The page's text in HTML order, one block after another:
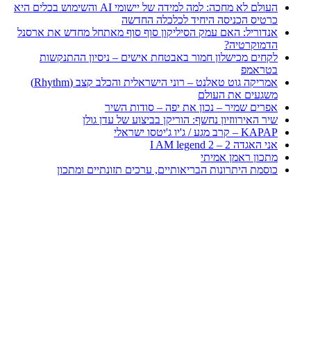
העולם לא מחכה: למה למידה של יישומי AI והשימוש בכלים היא
כרטיס הכניסה היחיד לכלכלה החדשה
אנדוריל: האם עמק הסיליקון סוף סוף מאתחל מחדש את ארסנל
הדמוקרטיה?
לקחים מכישלון חמור באבטחת אישים – ניסיון ההתנקשות
בטראמפ
אמריקה גוט טאלנט – רוני הישראלית והכלב קצב (Rhythm)
משגעים את העולם
אפרים שמיר – נכון את יפה – סודות השיר
שיר האירווזיון נחשף: הוריקן בביצוע של עדן גולן
KAPAP – קרב מגע / ג'יו ג'יטסו ישראלי
אני האגדה 2 – I AM legend 2
מתכון ראמן אמיתי
כוסמת היתרונות הבריאותיים, ערכים תזונתיים ומתכון